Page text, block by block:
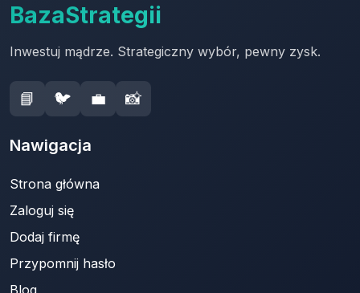
BazaStrategii
Inwestuj mądrze. Strategiczny wybór, pewny zysk.
📘 🐦 💼 📸
Nawigacja
Strona główna
Zaloguj się
Dodaj firmę
Przypomnij hasło
Blog